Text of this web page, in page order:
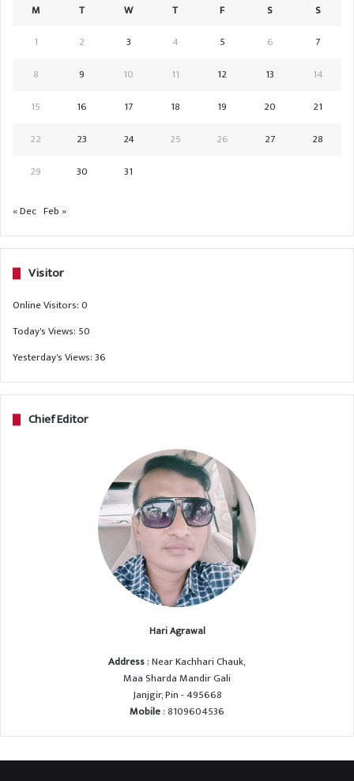
M T W T F S
S
1
2 3 4 5 6
7
8
9 10 11 12 13
14
15
16 17 18 19 20
21
22
23 24 25 26 27
28
29
30 31
« Dec Feb »
Visitor
Online Visitors:0
Today's Views: 50
Yesterday's Views:36
Chief Editor
Hari Agrawal
Address: Near Kachhari Chauk,
Maa Sharda Mandir Gali
Janjgir, Pin - 495668
Mobile: 8109604536